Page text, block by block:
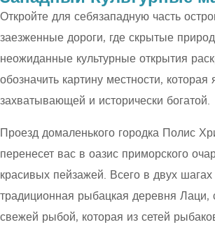
Откройте для себязападную часть
заезженные дороги, где скрытые
неожиданные культурные открытия
обозначить картину местности, которая
захватывающей и исторически богатой.
Проезд домаленького городка Полис
перенесет вас в оазис приморского
красивых пейзажей. Всего в двух шагах
традиционная рыбацкая деревня Лаци,
свежей рыбой, которая из сетей